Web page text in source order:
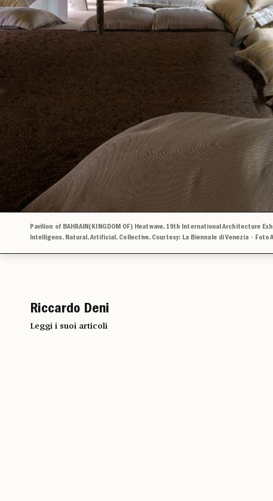
Pavilion of BAHRAIN(KINGDOM OF) Heatwave. 19th International Architecture
Intelligens. Natural. Artificial. Collective. Courtesy: La Biennale di Venezia - Foto
Riccardo Deni
Leggi i suoi articoli